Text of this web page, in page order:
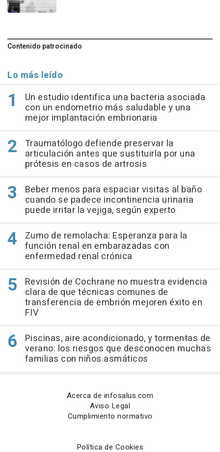
Contenido patrocinado
Lo más leído
Un estudio identifica una bacteria asociada
con un endometrio más saludable y una
mejor implantación embrionaria
Traumatólogo defiende preservar la
articulación antes que sustituirla por una
prótesis en casos de artrosis
Beber menos para espaciar visitas al baño
cuando se padece incontinencia urinaria
puede irritar la vejiga, según experto
Zumo de remolacha: Esperanza para la
función renal en embarazadas con
enfermedad renal crónica
Revisión de Cochrane no muestra evidencia
clara de que técnicas comunes de
transferencia de embrión mejoren éxito en
FIV
Piscinas, aire acondicionado, y tormentas de
verano: los riesgos que desconocen muchas
familias con niños asmáticos
Acerca de infosalus.com
Aviso Legal
Cumplimiento normativo
Política de Cookies